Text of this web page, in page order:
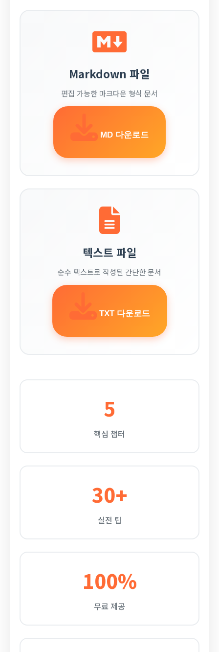
Markdown 파일
편집 가능한 마크다운 형식 문서
MD 다운로드
텍스트 파일
순수 텍스트로 작성된 간단한 문서
TXT 다운로드
5
핵심 챕터
30+
실전 팁
100%
무료 제공